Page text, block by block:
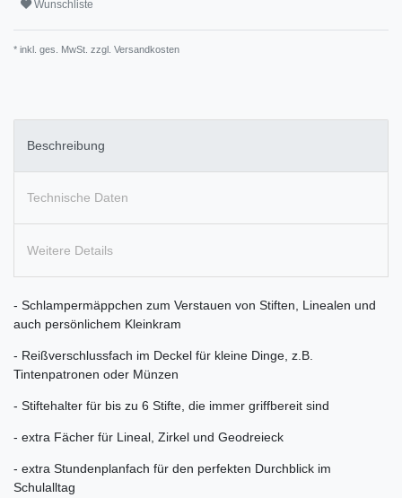
Wunschliste
* inkl. ges. MwSt. zzgl. Versandkosten
Beschreibung
Technische Daten
Weitere Details
- Schlampermäppchen zum Verstauen von Stiften, Linealen und
auch persönlichem Kleinkram
- Reißverschlussfach im Deckel für kleine Dinge, z.B.
Tintenpatronen oder Münzen
- Stiftehalter für bis zu 6 Stifte, die immer griffbereit sind
- extra Fächer für Lineal, Zirkel und Geodreieck
- extra Stundenplanfach für den perfekten Durchblick im
Schulalltag